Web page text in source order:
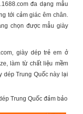
đa dạng mẫu
tới cảm giác êm chân.
chọn được mẫu giày
giày dép trẻ em ở
làm từ chất liệu mềm
dép Trung Quốc này lại
Trung Quốc đảm bảo